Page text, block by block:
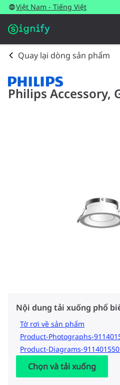
Việt Nam - Tiếng Việt
Quay lại dòng sản phẩm
Philips Accessory,
Nội dung tải xuống phổ
Tờ rơi về sản phẩm
Product-Photographs-
Product-Diagrams-
Chọn và tải xuống